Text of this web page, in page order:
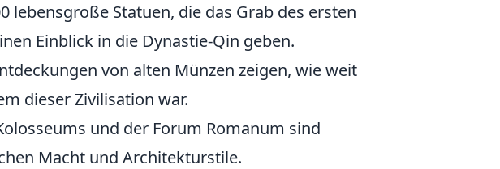
lebensgroße Statuen, die das Grab des ersten
Einblick in die Dynastie-Qin geben.
von alten Münzen zeigen, wie weit
dieser Zivilisation war.
und der Forum Romanum sind
Macht und Architekturstile.